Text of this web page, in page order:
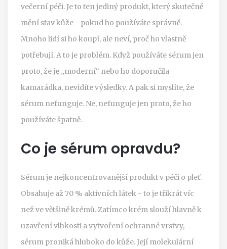
večerní péči. Je to ten jediný produkt, který skutečně
mění stav kůže - pokud ho používáte správně.
Mnoho lidí si ho koupí, ale neví, proč ho vlastně
potřebují. A to je problém. Když používáte sérum jen
proto, že je „moderní“ nebo ho doporučila
kamarádka, nevidíte výsledky. A pak si myslíte, že
sérum nefunguje. Ne, nefunguje jen proto, že ho
používáte špatně.
Co je sérum opravdu?
Sérum je nejkoncentrovanější produkt v péči o pleť.
Obsahuje až 70 % aktivních látek - to je třikrát víc
než ve většině krémů. Zatímco krém slouží hlavně k
uzavření vlhkosti a vytvoření ochranné vrstvy,
sérum proniká hluboko do kůže. Její molekulární